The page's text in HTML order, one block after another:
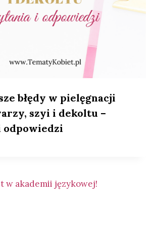
błędy w pielęgnacji
szyi i dekoltu –
odpowiedzi